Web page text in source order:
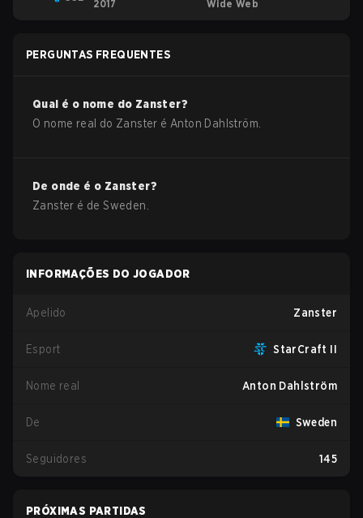
2017 Wide Web
PERGUNTAS FREQUENTES
Qual é o nome do Zanster?
O nome real do Zanster é Anton Dahlström
De onde é o Zanster?
Zanster é deSweden
INFORMAÇÕES DO JOGADOR
Apelido Zanster
Esport StarCraft II
Nome real Anton Dahlström
De Sweden
Seguidores 145
PRÓXIMAS PARTIDAS